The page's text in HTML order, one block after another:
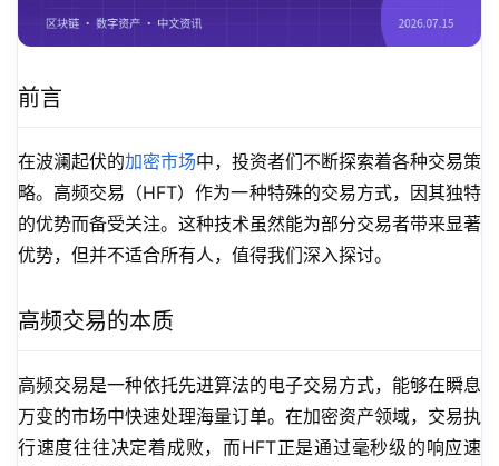
前言
在波澜起伏的加密市场中，投资者们不断探索着各种交易策
略。高频交易（HFT）作为一种特殊的交易方式，因其独特
的优势而备受关注。这种技术虽然能为部分交易者带来显著
优势，但并不适合所有人，值得我们深入探讨。
高频交易的本质
高频交易是一种依托先进算法的电子交易方式，能够在瞬息
万变的市场中快速处理海量订单。在加密资产领域，交易执
行速度往往决定着成败，而HFT正是通过毫秒级的响应速